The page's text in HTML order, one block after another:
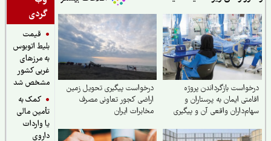
گردی
قیمت
بلیط اتوبوس
به مرزهای
غربی کشور
مشخص شد
کمک به
تأمین مالی
یا واردات
داروی
بازگرداندن پروژه
ایمان به پرستاران و
واقعی آن و پیگیری
درخواست پیگیری تحویل زمین
اراضی کجور تعاونی مصرف
مخابرات ایران